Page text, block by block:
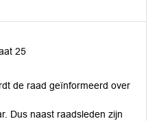
25
de raad geïnformeerd over
Dus naast raadsleden zijn